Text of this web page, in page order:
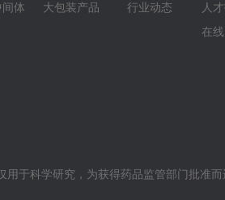
间体
大包装产品
行业动态
人
在
用于科学研究，为获得药品监管部门批准